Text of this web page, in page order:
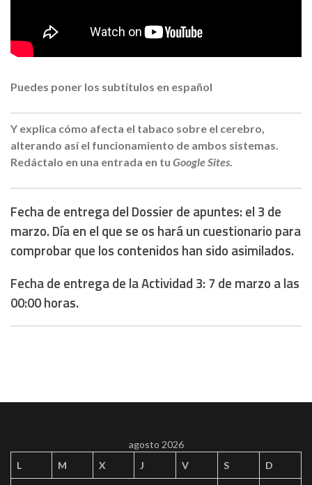
Puedes poner los subtítulos en español
Y explica cómo afecta el tabaco sobre el cerebro,
alterando así el funcionamiento de ambos sistemas.
Redáctalo en una entrada en tu Google Sites.
Fecha de entrega del Dossier de apuntes: el 3 de
marzo. Día en el que se os hará un cuestionario para
comprobar que los contenidos han sido asimilados.
Fecha de entrega de la Actividad 3: 7 de marzo a las
00:00 horas.
agosto 2026
L
M X J V S D